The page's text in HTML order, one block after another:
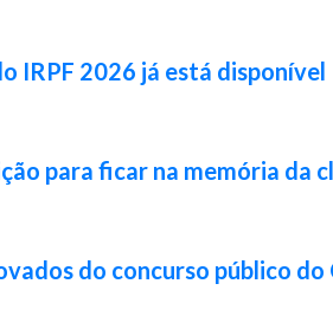
IRPF 2026 já está disponível
para ficar na memória da
do concurso público do